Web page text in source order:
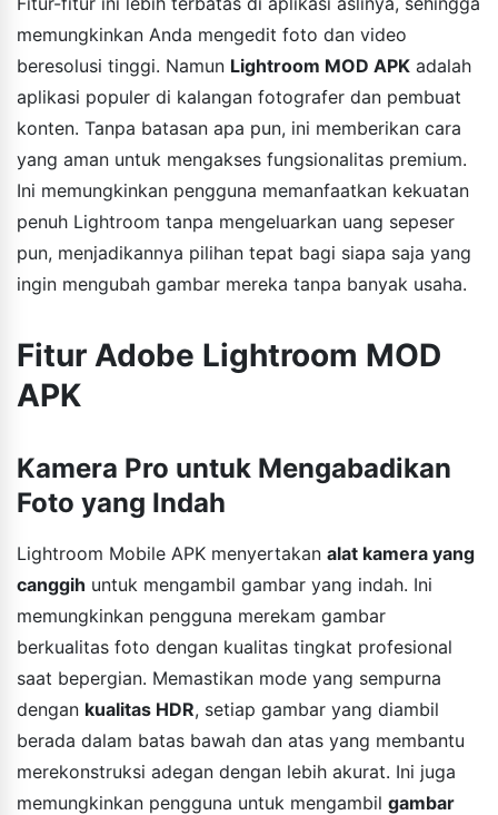
memungkinkan Anda mengedit foto dan video
beresolusi tinggi. Namun Lightroom MOD APK adalah
aplikasi populer di kalangan fotografer dan pembuat
konten. Tanpa batasan apa pun, ini memberikan cara
yang aman untuk mengakses fungsionalitas premium.
Ini memungkinkan pengguna memanfaatkan kekuatan
penuh Lightroom tanpa mengeluarkan uang sepeser
pun, menjadikannya pilihan tepat bagi siapa saja yang
ingin mengubah gambar mereka tanpa banyak usaha.
Fitur Adobe Lightroom MOD
APK
Kamera Pro untuk Mengabadikan
Foto yang Indah
Lightroom Mobile APK menyertakan alat kamera yang
canggih untuk mengambil gambar yang indah. Ini
memungkinkan pengguna merekam gambar
berkualitas foto dengan kualitas tingkat profesional
saat bepergian. Memastikan mode yang sempurna
dengan kualitas HDR, setiap gambar yang diambil
berada dalam batas bawah dan atas yang membantu
merekonstruksi adegan dengan lebih akurat. Ini juga
memungkinkan pengguna untuk mengambil gambar